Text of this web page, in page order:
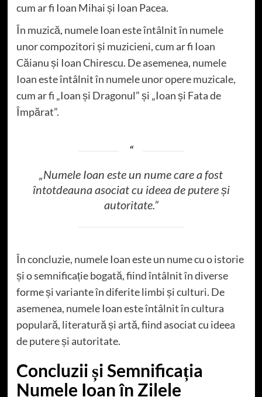
cum ar fi Ioan Mihai și Ioan Pacea.
În muzică, numele Ioan este întâlnit în numele
unor compozitori și muzicieni, cum ar fi Ioan
Căianu și Ioan Chirescu. De asemenea, numele
Ioan este întâlnit în numele unor opere muzicale,
cum ar fi „Ioan și Dragonul” și „Ioan și Fata de
Împărat”.
„Numele Ioan este un nume care a fost
întotdeauna asociat cu ideea de putere și
autoritate.”
În concluzie, numele Ioan este un nume cu o istorie
și o semnificație bogată, fiind întâlnit în diverse
forme și variante în diferite limbi și culturi. De
asemenea, numele Ioan este întâlnit în cultura
populară, literatură și artă, fiind asociat cu ideea
de putere și autoritate.
Concluzii și Semnificația
Numele Ioan în Zilele